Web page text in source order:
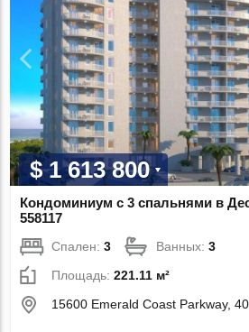
$ 1 613 800
Кондоминиум с 3 спальнями в
558117
Спален:3 Ванных:3
Площадь:221.11 м²
15600 Emerald Coast Parkway,